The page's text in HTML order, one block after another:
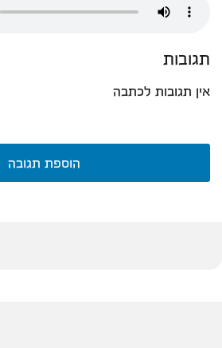
תגובות
אין תגובות לכתבה
הוספת תגובה